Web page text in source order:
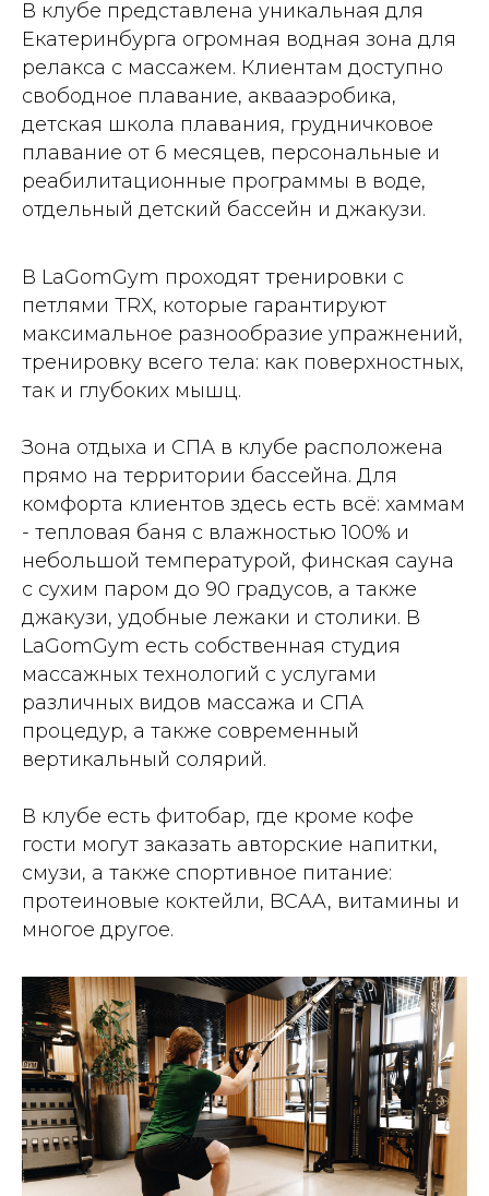
В клубе представлена уникальная для
Екатеринбурга огромная водная зона для
релакса с массажем. Клиентам доступно
свободное плавание, аквааэробика,
детская школа плавания, грудничковое
плавание от 6 месяцев, персональные и
реабилитационные программы в воде,
отдельный детский бассейн и джакузи.
В LaGomGym проходят тренировки с
петлями ТRХ, которые гарантируют
максимальное разнообразие упражнений,
тренировку всего тела: как поверхностных,
так и глубоких мышц.
Зона отдыха и СПА в клубе расположена
прямо на территории бассейна. Для
комфорта клиентов здесь есть всё: хаммам
- тепловая баня с влажностью 100% и
небольшой температурой, финская сауна
с сухим паром до 90 градусов, а также
джакузи, удобные лежаки и столики. В
LaGomGym есть собственная студия
массажных технологий с услугами
различных видов массажа и СПА
процедур, а также современный
вертикальный солярий.
В клубе есть фитобар, где кроме кофе
гости могут заказать авторские напитки,
смузи, а также спортивное питание:
протеиновые коктейли, BCAA, витамины и
многое другое.